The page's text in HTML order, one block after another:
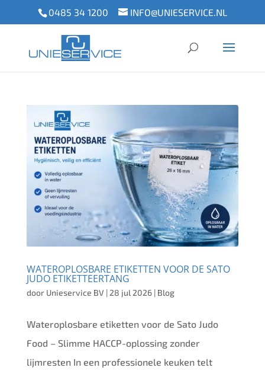
0485 34 1200 INFO@UNIESERVICE.NL
WATEROPLOSBARE ETIKETTEN VOOR DE SATO
JUDO ETIKETTEERTANG
door Unieservice BV| 28 jul 2026| Blog
Wateroplosbare etiketten voor de Sato Judo
Food – Slimme HACCP-oplossing zonder
lijmresten In een professionele keuken telt